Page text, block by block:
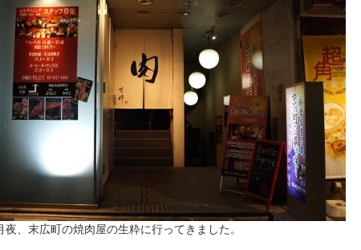
夜、末広町の焼肉屋の生粋に行ってきました。